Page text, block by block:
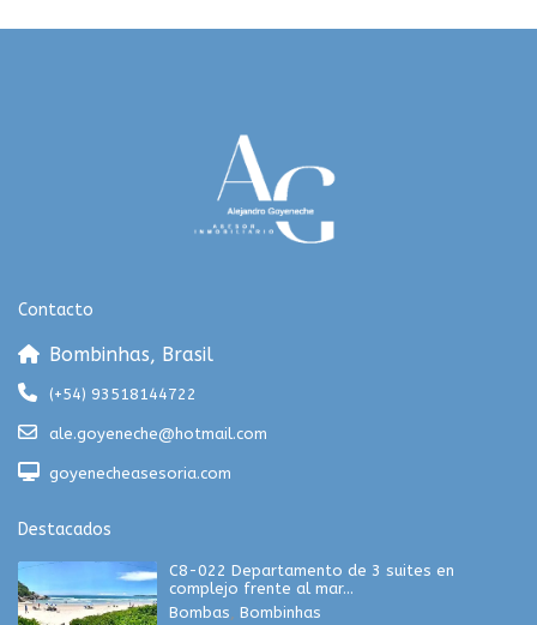
Contacto
Bombinhas, Brasil
(+54) 93518144722
ale.goyeneche@hotmail.com
goyenecheasesoria.com
Destacados
C8-022 Departamento de 3 suites en
complejo frente al mar...
Bombas, Bombinhas